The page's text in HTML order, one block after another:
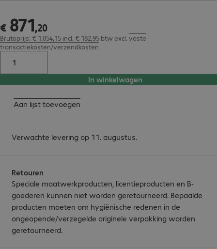
€ 871,20
€ 871,20
Brutoprijs: € 1.054,15 incl. € 182,95 btw excl. vaste
transactiekosten/verzendkosten
In winkelwagen
Aan lijst toevoegen
Verwachte levering op 11. augustus.
Retouren
Speciale maatwerkproducten, licentieproducten en B-
goederen kunnen niet worden geretourneerd. Bepaalde
producten moeten om hygiënische redenen in de
ongeopende/verzegelde originele verpakking worden
geretourneerd.